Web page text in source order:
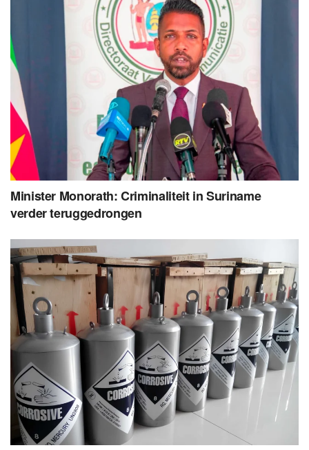
Minister Monorath: Criminaliteit in Suriname
verder teruggedrongen